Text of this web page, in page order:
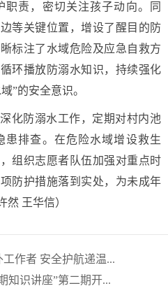
职责，密切关注孩子动向。同
等关键位置，增设了醒目的防
标注了水域危险及应急自救方
环播放防溺水知识，持续强化
”的安全意识。
化防溺水工作，定期对村内池
患排查。在危险水域增设救生
组织志愿者队伍加强对重点时
防护措施落到实处，为未成年
然 王华信）
作者 安全护航递温...
知识讲座”第二期开...